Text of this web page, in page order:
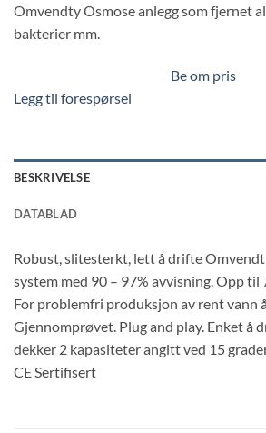
Omvendty Osmose anlegg som fjernet
bakterier mm.
Be om pris
Legg til forespørsel
BESKRIVELSE
DATABLAD
Robust, slitesterkt, lett å drifte Omvendt
system med 90 – 97% avvisning. Opp til
For problemfri produksjon av rent vann
Gjennomprøvet. Plug and play. Enket å
dekker 2 kapasiteter angitt ved 15
CE Sertifisert